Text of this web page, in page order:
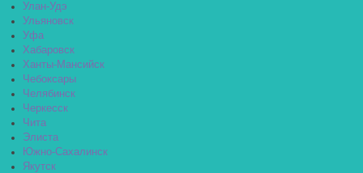
Улан-Удэ
Ульяновск
Уфа
Хабаровск
Ханты-Мансийск
Чебоксары
Челябинск
Черкесск
Чита
Элиста
Южно-Сахалинск
Якутск